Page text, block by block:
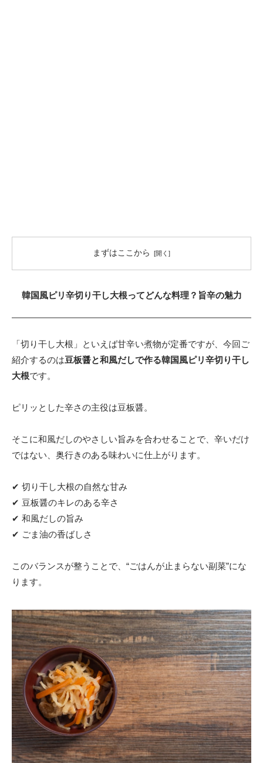
まずはここから
韓国風ピリ辛切り干し大根ってどんな料理？旨辛の魅力
「切り干し大根」といえば甘辛い煮物が定番ですが、今回ご
紹介するのは豆板醤と和風だしで作る韓国風ピリ辛切り干し
大根です。
ピリッとした辛さの主役は豆板醤。
そこに和風だしのやさしい旨みを合わせることで、辛いだけ
ではない、奥行きのある味わいに仕上がります。
✔ 切り干し大根の自然な甘み
✔ 豆板醤のキレのある辛さ
✔ 和風だしの旨み
✔ ごま油の香ばしさ
このバランスが整うことで、“ごはんが止まらない副菜”にな
ります。